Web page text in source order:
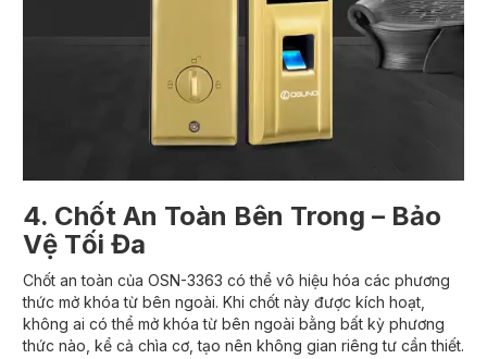
4. Chốt An Toàn Bên Trong – Bảo
Vệ Tối Đa
Chốt an toàn của OSN-3363 có thể vô hiệu hóa các phương
thức mở khóa từ bên ngoài. Khi chốt này được kích hoạt,
không ai có thể mở khóa từ bên ngoài bằng bất kỳ phương
thức nào, kể cả chìa cơ, tạo nên không gian riêng tư cần thiết.